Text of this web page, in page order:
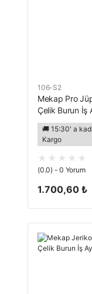
106-S2
Mekap Pro
Çelik Burun İş
🚚 15:30' a
Kargo
(0.0) - 0 Yorum
1.700,60 ₺